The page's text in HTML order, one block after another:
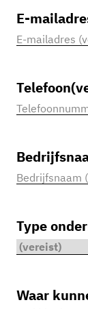
E-
Telefoon
Type
Waar